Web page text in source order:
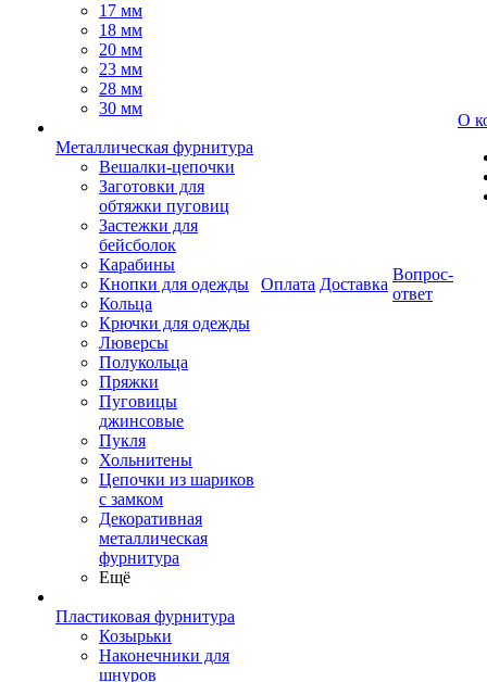
17 мм
18 мм
20 мм
23 мм
28 мм
30 мм
Металлическая фурнитура
Вешалки-цепочки
Заготовки для
обтяжки пуговиц
Застежки для
бейсболок
Карабины
Кнопки для одежды
Кольца
Крючки для одежды
Люверсы
Полукольца
Пряжки
Пуговицы
джинсовые
Пукля
Хольнитены
Цепочки из шариков
с замком
Декоративная
металлическая
фурнитура
Ещё
Пластиковая фурнитура
Козырьки
Наконечники для
шнуров
Оплата Доставка
Вопрос-
ответ
О